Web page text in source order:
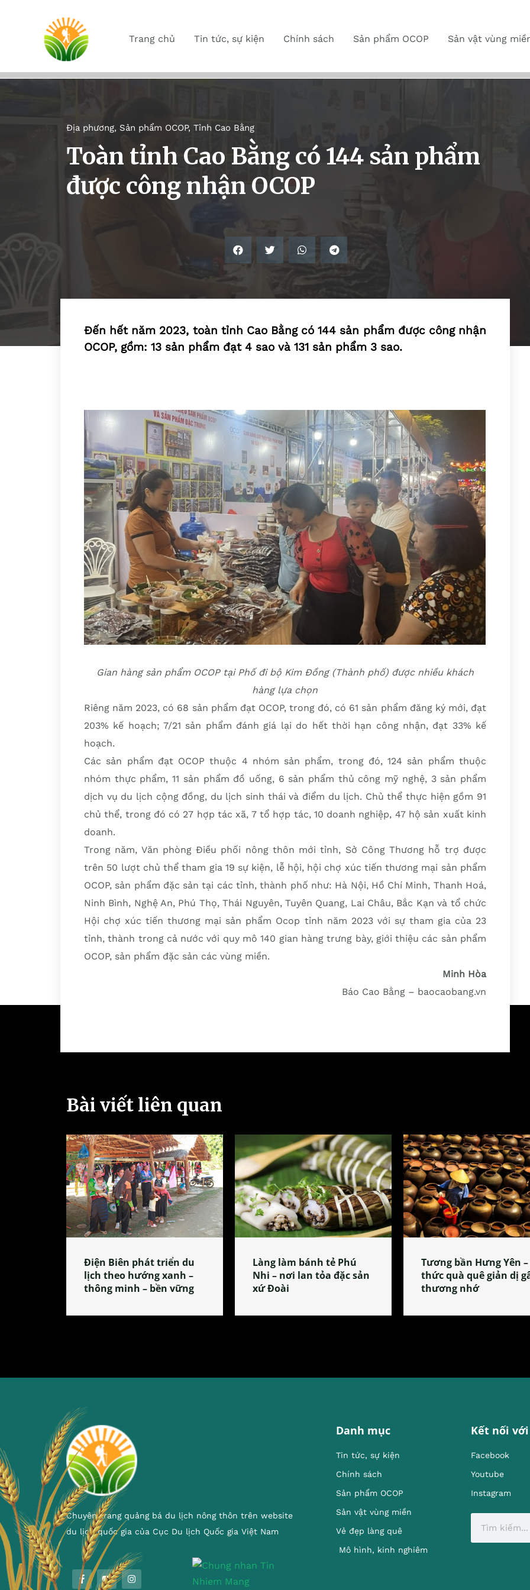
Trang chủ Tin tức, sự kiện Chính sách Sản phẩm OCOP Sản vật vùng
Địa phương, Sản phẩm OCOP, Tỉnh Cao Bằng
Toàn tỉnh Cao Bằng có 144 sản phẩm
được công nhận OCOP
Đến hết năm 2023, toàn tỉnh Cao Bằng có 144 sản phẩm được công nhận
OCOP, gồm: 13 sản phẩm đạt 4 sao và 131 sản phẩm 3 sao.
Gian hàng sản phẩm OCOP tại Phố đi bộ Kim Đồng (Thành phố) được nhiều khách
hàng lựa chọn
Riêng năm 2023, có 68 sản phẩm đạt OCOP, trong đó, có 61 sản phẩm đăng ký mới, đạt
203% kế hoạch; 7/21 sản phẩm đánh giá lại do hết thời hạn công nhận, đạt 33% kế
hoạch.
Các sản phẩm đạt OCOP thuộc 4 nhóm sản phẩm, trong đó, 124 sản phẩm thuộc
nhóm thực phẩm, 11 sản phẩm đồ uống, 6 sản phẩm thủ công mỹ nghệ, 3 sản phẩm
dịch vụ du lịch cộng đồng, du lịch sinh thái và điểm du lịch. Chủ thể thực hiện gồm 91
chủ thể, trong đó có 27 hợp tác xã, 7 tổ hợp tác, 10 doanh nghiệp, 47 hộ sản xuất kinh
doanh.
Trong năm, Văn phòng Điều phối nông thôn mới tỉnh, Sở Công Thương hỗ trợ được
trên 50 lượt chủ thể tham gia 19 sự kiện, lễ hội, hội chợ xúc tiến thương mại sản phẩm
OCOP, sản phẩm đặc sản tại các tỉnh, thành phố như: Hà Nội, Hồ Chí Minh, Thanh Hoá,
Ninh Bình, Nghệ An, Phú Thọ, Thái Nguyên, Tuyên Quang, Lai Châu, Bắc Kạn và tổ chức
Hội chợ xúc tiến thương mại sản phẩm Ocop tỉnh năm 2023 với sự tham gia của 23
tỉnh, thành trong cả nước với quy mô 140 gian hàng trưng bày, giới thiệu các sản phẩm
OCOP, sản phẩm đặc sản các vùng miền.
Minh Hòa
Báo Cao Bằng – baocaobang.vn
Bài viết liên quan
Điện Biên phát triển du
lịch theo hướng xanh –
thông minh – bền vững
Làng làm bánh tẻ Phú
Nhi – nơi lan tỏa đặc sản
xứ Đoài
Tương bần Hưng Yên –
thức quà quê giản dị
thương nhớ
Chuyên trang quảng bá du lịch nông thôn trên website
du lịch quốc gia của Cục Du lịch Quốc gia Việt Nam
Danh mục
Tin tức, sự kiện
Chính sách
Sản phẩm OCOP
Sản vật vùng miền
Vẻ đẹp làng quê
Mô hình, kinh nghiêm
Kết nối
Facebook
Youtube
Instagram